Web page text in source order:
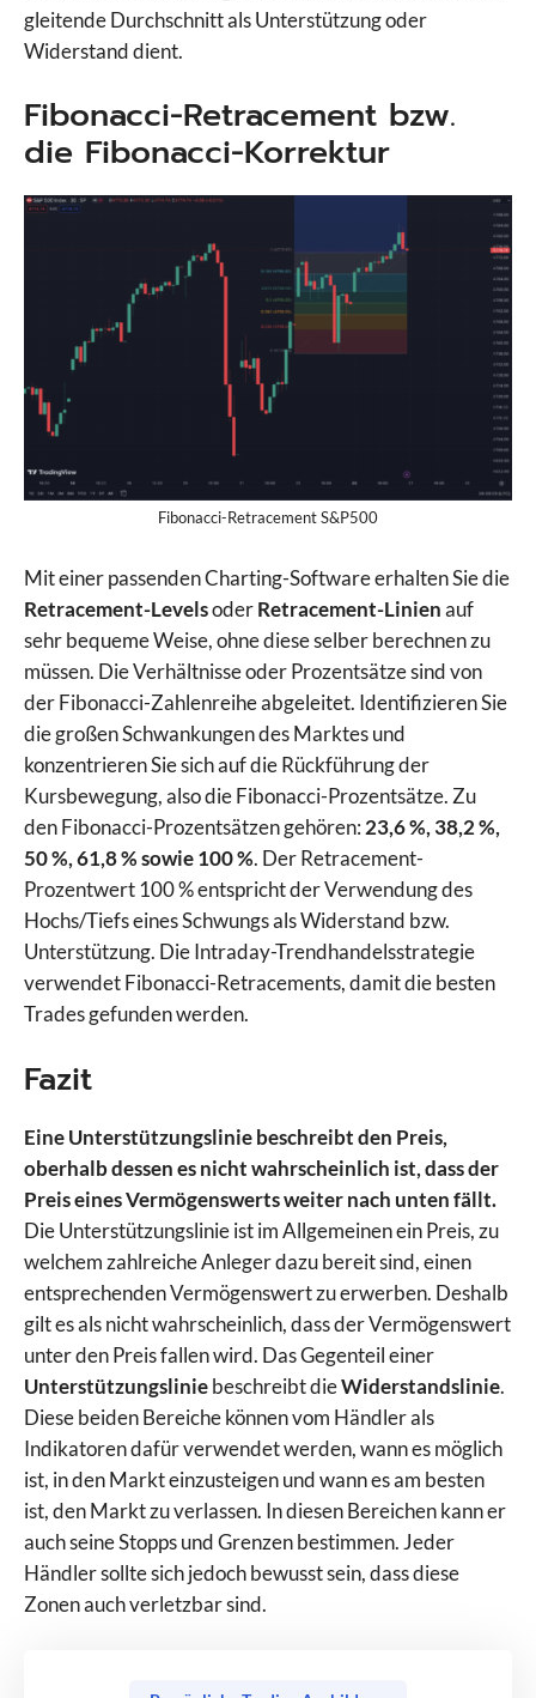
gleitende Durchschnitt als Unterstützung oder
Widerstand dient.
Fibonacci-Retracement bzw.
die Fibonacci-Korrektur
Fibonacci-Retracement S&P500
Mit einer passenden Charting-Software erhalten Sie die
Retracement-LevelsoderRetracement-Linienauf
sehr bequeme Weise, ohne diese selber berechnen zu
müssen. Die Verhältnisse oder Prozentsätze sind von
der Fibonacci-Zahlenreihe abgeleitet. Identifizieren Sie
die großen Schwankungen des Marktes und
konzentrieren Sie sich auf die Rückführung der
Kursbewegung, also die Fibonacci-Prozentsätze. Zu
den Fibonacci-Prozentsätzen gehören:23,6 %, 38,2 %,
50 %, 61,8 % sowie 100 %. Der Retracement-
Prozentwert 100 % entspricht der Verwendung des
Hochs/Tiefs eines Schwungs als Widerstand bzw.
Unterstützung. Die Intraday-Trendhandelsstrategie
verwendet Fibonacci-Retracements, damit die besten
Trades gefunden werden.
Fazit
Eine Unterstützungslinie beschreibt den Preis,
oberhalb dessen es nicht wahrscheinlich ist, dass der
Preis eines Vermögenswerts weiter nach unten fällt.
Die Unterstützungslinie ist im Allgemeinen ein Preis, zu
welchem zahlreiche Anleger dazu bereit sind, einen
entsprechenden Vermögenswert zu erwerben. Deshalb
gilt es als nicht wahrscheinlich, dass der Vermögenswert
unter den Preis fallen wird. Das Gegenteil einer
Unterstützungsliniebeschreibt dieWiderstandslinie.
Diese beiden Bereiche können vom Händler als
Indikatoren dafür verwendet werden, wann es möglich
ist, in den Markt einzusteigen und wann es am besten
ist, den Markt zu verlassen. In diesen Bereichen kann er
auch seine Stopps und Grenzen bestimmen. Jeder
Händler sollte sich jedoch bewusst sein, dass diese
Zonen auch verletzbar sind.